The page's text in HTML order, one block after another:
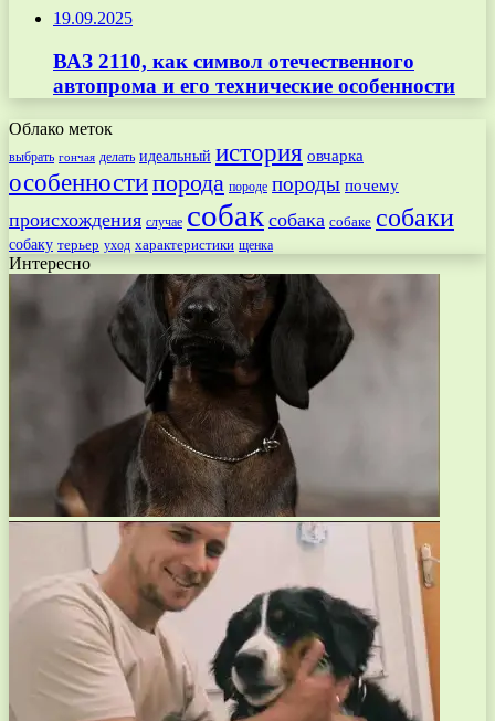
19.09.2025
ВАЗ 2110, как символ отечественного
автопрома и его технические особенности
Облако меток
выбрать гончая делать идеальный история овчарка
особенностипорода породе породы почему
происхождения случае собак собака собаке собаки
собаку терьер уход характеристики щенка
Интересно